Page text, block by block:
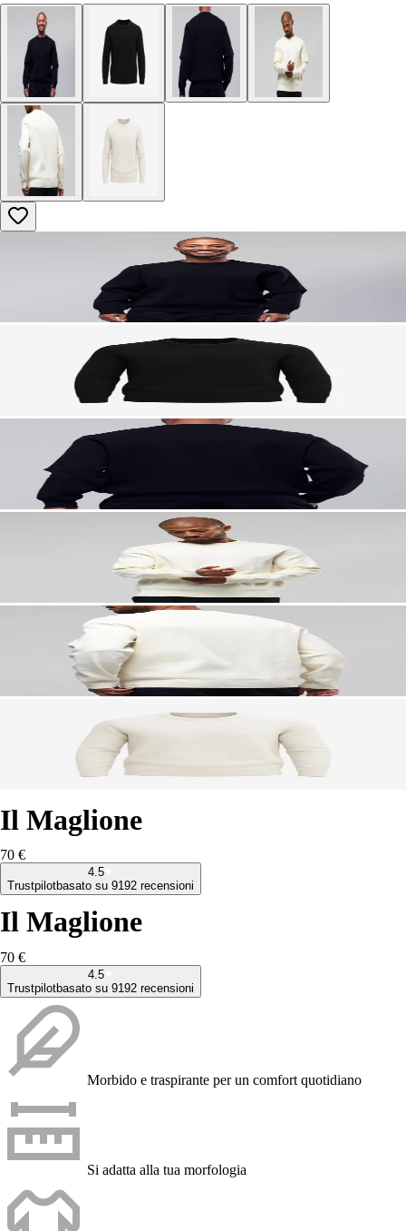
Il Maglione
70 €
4.5
Trustpilotbasato su 9192 recensioni
Il Maglione
70 €
4.5
Trustpilotbasato su 9192 recensioni
Morbido e traspirante per un comfort quotidiano
Si adatta alla tua morfologia